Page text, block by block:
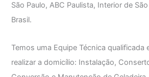
São Paulo, ABC Paulista, Interior de
Brasil.
Temos uma Equipe Técnica qualificada
realizar a domicílio: Instalação,